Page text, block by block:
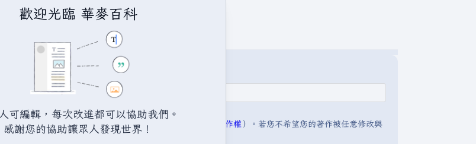
名標示─相同方式分享）授權條款發佈（詳情請見 說明:著作權 ）。若您不希望您的著作被任意修改與
歡迎光臨 華麥百科
可編輯，每次改進都可以協助我們。
感謝您的協助讓眾人發現世界！